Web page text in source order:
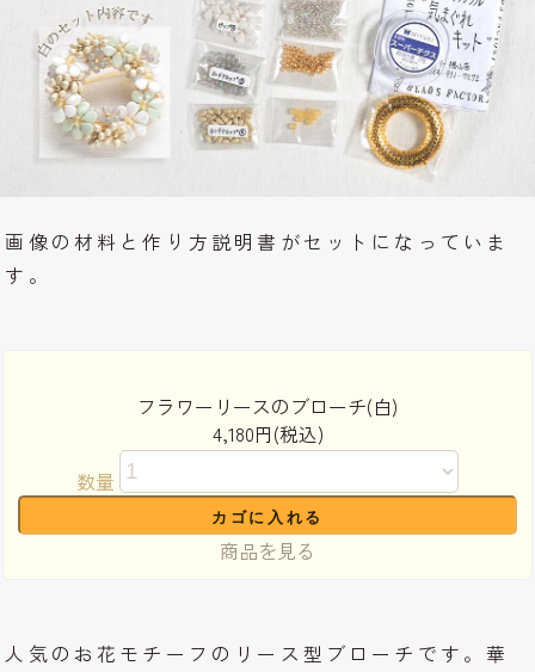
画像の材料と作り方説明書がセットになっていま
す。
フラワーリースのブローチ(白)
4,180円(税込)
数量
商品を見る
人気のお花モチーフのリース型ブローチです。華